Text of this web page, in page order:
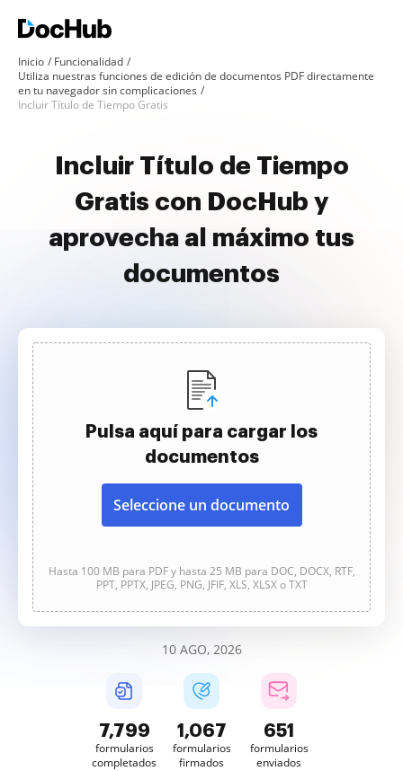
Inicio
Funcionalidad
Utiliza nuestras funciones de edición de documentos PDF directamente
en tu navegador sin complicaciones
Incluir Título de Tiempo Gratis
Incluir Título de Tiempo
Gratis con DocHub y
aprovecha al máximo tus
documentos
Pulsa aquí para cargar los
documentos
Seleccione un documento
Hasta 100 MB para PDF y hasta 25 MB para DOC, DOCX, RTF,
PPT, PPTX, JPEG, PNG, JFIF, XLS, XLSX o TXT
10 AGO, 2026
7,800
formularios
completados
1,067
formularios
firmados
651
formularios
enviados